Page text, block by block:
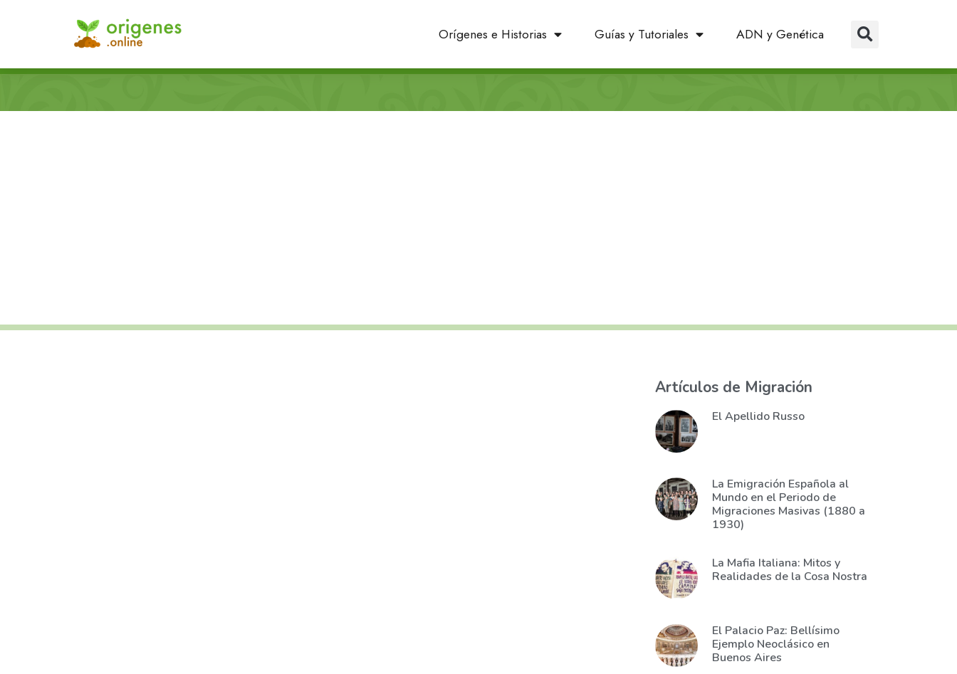
Orígenes e Historias Guías y Tutoriales ADN y Genética
Artículos de Migración
El Apellido Russo
La Emigración Española al
Mundo en el Periodo de
Migraciones Masivas (1880 a
1930)
La Mafia Italiana: Mitos y
Realidades de la Cosa Nostra
El Palacio Paz: Bellísimo
Ejemplo Neoclásico en
Buenos Aires